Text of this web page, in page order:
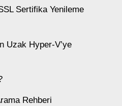
Sertifika Yenileme
Uzak Hyper-V’ye
Rehberi